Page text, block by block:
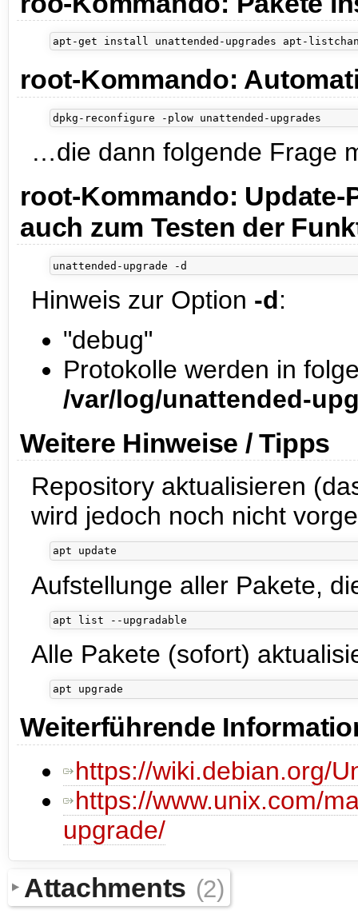
root-Kommando:
…die dann folgende Frage
root-Kommando: Update-
auch zum Testen der
Hinweis zur Option -d:
"debug"
Protokolle werden in
/var/log/unattended-
Weitere Hinweise / Tipps
Repository aktualisieren
wird jedoch noch nicht
Aufstellunge aller Pakete,
Alle Pakete (sofort)
Weiterführende
https://wiki.debian.org/
https://www.unix.com/
upgrade/
Attachments (2)